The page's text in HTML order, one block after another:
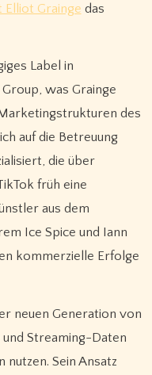
Elliot Grainge das
Label in
was Grainge
des
auf die Betreuung
die über
früh eine
aus dem
Ice Spice und Iann
kommerzielle Erfolge
neuen Generation von
Streaming-Daten
Sein Ansatz